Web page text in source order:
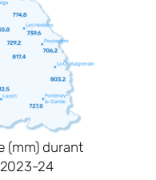
(mm) durant
24